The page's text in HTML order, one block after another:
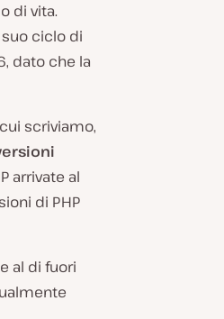
di vita.
suo ciclo di
dato che la
scriviamo,
arrivate al
di PHP
al di fuori